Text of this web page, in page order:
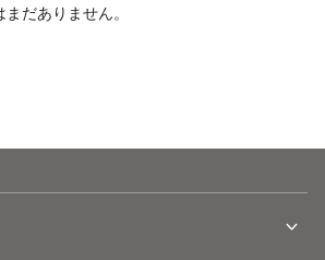
だありません。